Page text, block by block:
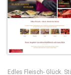
Edles Fleisch- Glück.